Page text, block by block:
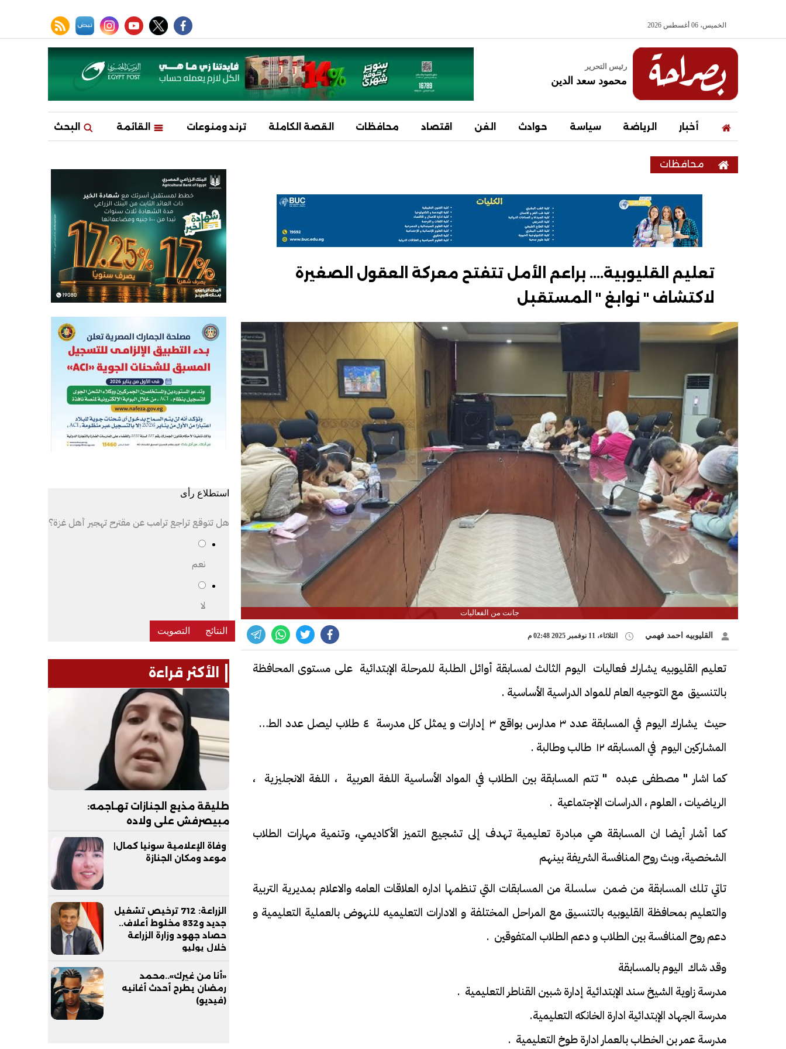
الخميس، 06 أغسطس 2026
facebook
twitter
youtube
instagram
نبض rss feed
رئيس التحرير
محمود سعد الدين
أخبار الرياضة سياسة حوادث الفن اقتصاد محافظات القصة الكاملة ترند ومنوعات القائمة البحث
محافظات
تعليم القليوبية.... براعم الأمل تتفتح معركة العقول الصغيرة
لاكتشاف " نوابغ " المستقبل
جانت من الفعاليات
القليوبيه احمد فهمي الثلاثاء، 11 نوفمبر 2025 02:48 م
تعليم القليوبيه يشارك فعاليات اليوم الثالث لمسابقة أوائل الطلبة للمرحلة الإبتدائية على مستوى المحافظة
بالتنسيق مع التوجيه العام للمواد الدراسية الأساسية .
حيث يشارك اليوم في المسابقة عدد ٣ مدارس بواقع ٣ إدارات و يمثل كل مدرسة ٤ طلاب ليصل عدد الطلاب
المشاركين اليوم في المسابقه ١٢ طالب وطالبة .
كما اشار " مصطفى عبده " تتم المسابقة بين الطلاب في المواد الأساسية اللغة العربية ، اللغة الانجليزية ،
الرياضيات ، العلوم ، الدراسات الإجتماعية .
كما أشار أيضا ان المسابقة هي مبادرة تعليمية تهدف إلى تشجيع التميز الأكاديمي، وتنمية مهارات الطلاب
الشخصية، وبث روح المنافسة الشريفة بينهم
تاتي تلك المسابقة من ضمن سلسلة من المسابقات التي تنظمها اداره العلاقات العامه والاعلام بمديرية التربية
والتعليم بمحافظة القليوبيه بالتنسيق مع المراحل المختلفة و الادارات التعليميه للنهوض بالعملية التعليمية و
دعم روح المنافسة بين الطلاب و دعم الطلاب المتفوقين .
وقد شاك اليوم بالمسابقة
مدرسة زاوية الشيخ سند الإبتدائية إدارة شبين القناطر التعليمية .
مدرسة الجهاد الإبتدائية ادارة الخانكه التعليمية.
مدرسة عمر بن الخطاب بالعمار ادارة طوخ التعليمية .
استطلاع رأى
هل تتوقع تراجع ترامب عن مقترح تهجير أهل غزة؟
نعم
لا
الأكثر قراءة
طليقة مذيع الجنازات تهـاجمه:
مبيصرفش على ولاده
وفاة الإعلامية سونيا كمال|
موعد ومكان الجنازة
الزراعة: 712 ترخيص تشغيل
جديد و832 مخلوط أعلاف..
حصاد جهود وزارة الزراعة
خلال يوليو
«أنا من غيرك»..محمد
رمضان يطرح أحدث أغانيه
(فيديو)